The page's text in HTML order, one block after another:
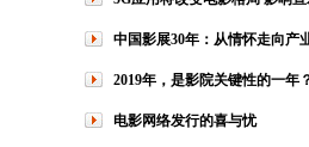
中国影展30年：从情怀走向产
2019年，是影院关键性的一年
电影网络发行的喜与忧